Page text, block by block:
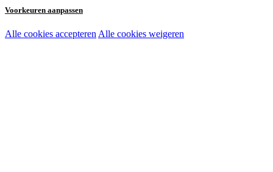
Voorkeuren aanpassen
Noodzakelijke cookies:
Alle cookies accepteren Alle cookies weigeren